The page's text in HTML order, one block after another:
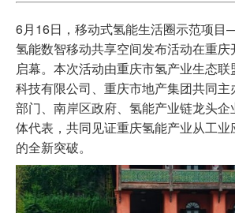
电力
新能源
节能环保
分布式能源
6月16日，移动式氢能生活圈示范项
氢能数智移动共享空间发布活动在重
启幕。本次活动由重庆市氢产业生态
科技有限公司、重庆市地产集团共同
部门、南岸区政府、氢能产业链龙头
体代表，共同见证重庆氢能产业从工
的全新突破。